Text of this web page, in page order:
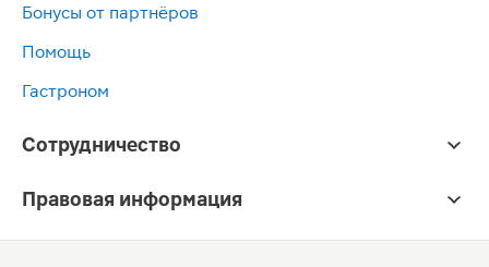
Бонусы от партнёров
Помощь
Гастроном
Сотрудничество
Правовая информация